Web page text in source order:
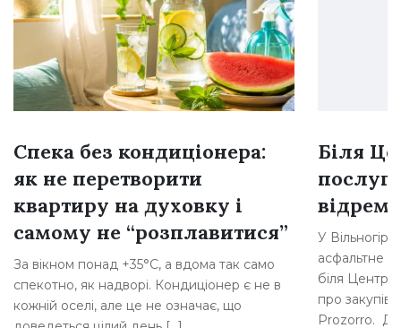
Спека без кондиціонера:
як не перетворити
квартиру на духовку і
самому не “розплавитися”
За вікном понад +35°C, а вдома так само
спекотно, як надворі. Кондиціонер є не в
кожній оселі, але це не означає, що
Біля
послуг
У
асфальтне
біля Центру
про
Prozorro.